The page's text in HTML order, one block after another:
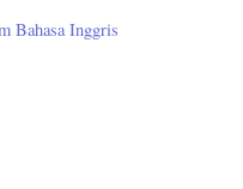
Bahasa Inggris